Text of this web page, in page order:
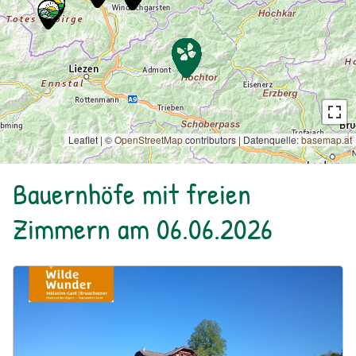
Leaflet | ©OpenStreetMapcontributors | Datenquelle:basemap.at
Bauernhöfe mit freien
Zimmern am 06.06.2026
Urlaub am Bauernhof: Bio Bauernhof Kurzeck